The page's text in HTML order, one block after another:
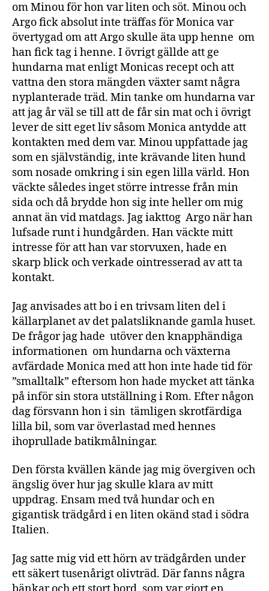
om Minou för hon var liten och söt. Minou och
Argo fick absolut inte träffas för Monica var
övertygad om att Argo skulle äta upp henne om
han fick tag i henne. I övrigt gällde att ge
hundarna mat enligt Monicas recept och att
vattna den stora mängden växter samt några
nyplanterade träd. Min tanke om hundarna var
att jag år väl se till att de får sin mat och i övrigt
lever de sitt eget liv såsom Monica antydde att
kontakten med dem var. Minou uppfattade jag
som en självständig, inte krävande liten hund
som nosade omkring i sin egen lilla värld. Hon
väckte således inget större intresse från min
sida och då brydde hon sig inte heller om mig
annat än vid matdags. Jag iakttog Argo när han
lufsade runt i hundgården. Han väckte mitt
intresse för att han var storvuxen, hade en
skarp blick och verkade ointresserad av att ta
kontakt.
Jag anvisades att bo i en trivsam liten del i
källarplanet av det palatsliknande gamla huset.
De frågor jag hade utöver den knapphändiga
informationen om hundarna och växterna
avfärdade Monica med att hon inte hade tid för
”smalltalk” eftersom hon hade mycket att tänka
på inför sin stora utställning i Rom. Efter någon
dag försvann hon i sin tämligen skrotfärdiga
lilla bil, som var överlastad med hennes
ihoprullade batikmålningar.
Den första kvällen kände jag mig övergiven och
ängslig över hur jag skulle klara av mitt
uppdrag. Ensam med två hundar och en
gigantisk trädgård i en liten okänd stad i södra
Italien.
Jag satte mig vid ett hörn av trädgården under
ett säkert tusenårigt olivträd. Där fanns några